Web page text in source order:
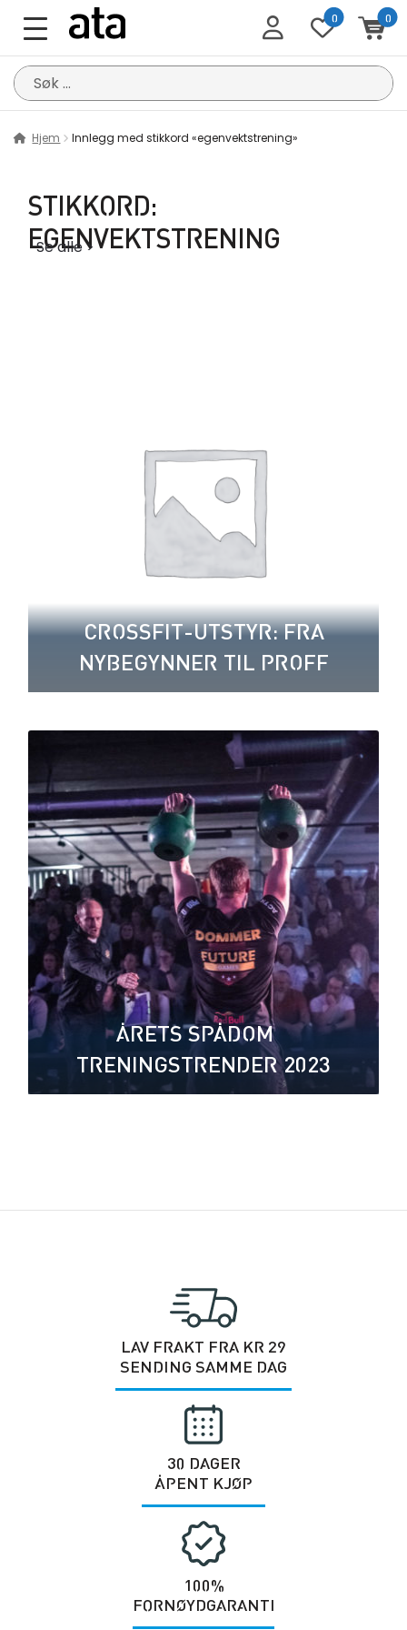
0 0
Søk
etter:
Hjem Innlegg med stikkord «egenvektstrening»
STIKKORD:
EGENVEKTSTRENING
Se alle >
CROSSFIT-UTSTYR: FRA
NYBEGYNNER TIL PROFF
ÅRETS SPÅDOM –
TRENINGSTRENDER 2023
LAV FRAKT FRA KR 29
SENDING SAMME DAG
30 DAGER
ÅPENT KJØP
100%
FORNØYDGARANTI